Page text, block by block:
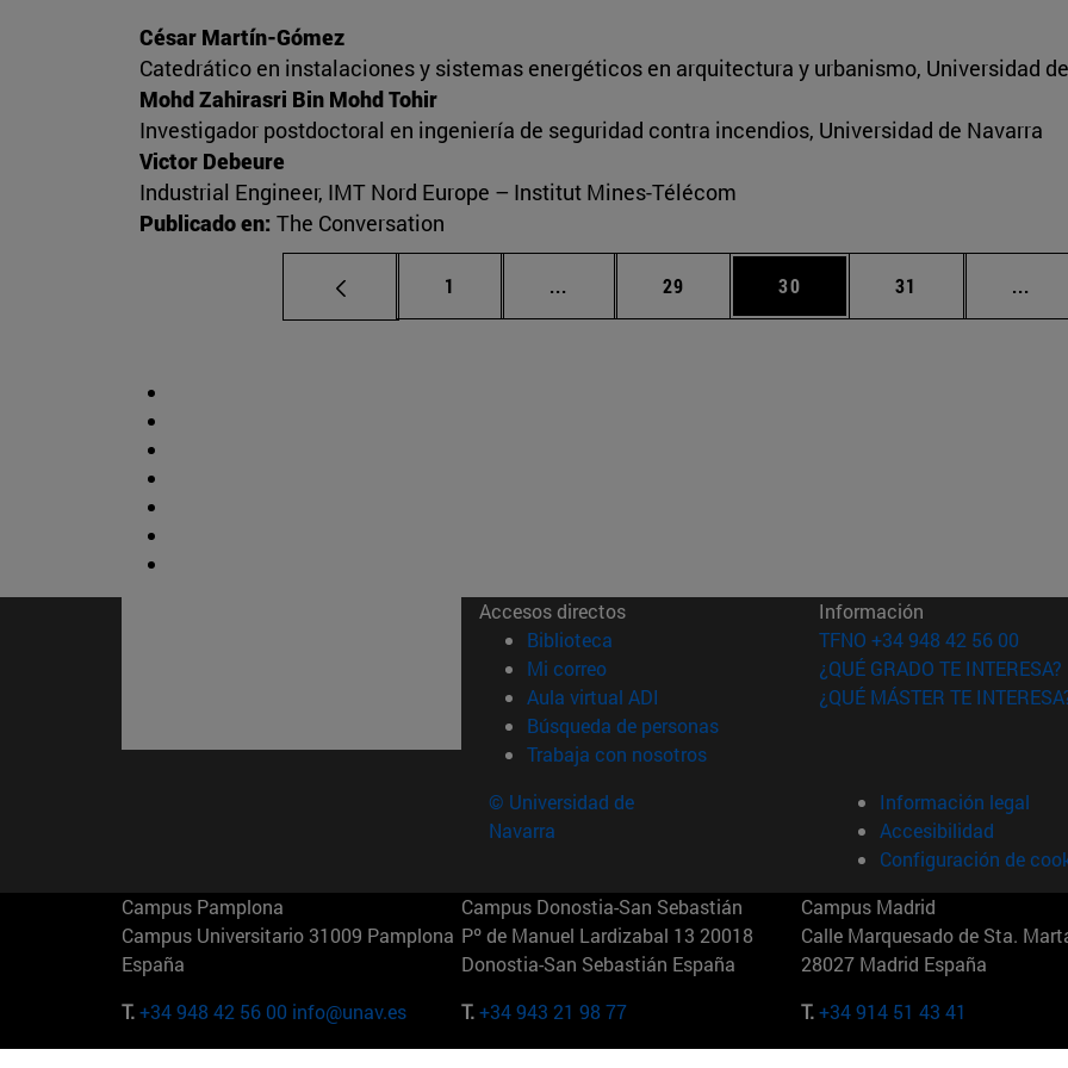
César Martín-Gómez
Catedrático en instalaciones y sistemas energéticos en arquitectura y urbanismo, Universidad
Mohd Zahirasri Bin Mohd Tohir
Investigador postdoctoral en ingeniería de seguridad contra incendios, Universidad de Navarra
Victor Debeure
Industrial Engineer, IMT Nord Europe – Institut Mines-Télécom
Publicado en: The Conversation
Página
1 ... Páginas intermedias Use TAB para desplazarse.
Página
29 Página
30 Página
31 ...
Accesos directos
Biblioteca (abre en nueva ventana)
Mi correo(abre en nueva ventana)
Aula virtual ADI (abre en nueva ventana)
Búsqueda de personas(abre en nueva ventana)
Trabaja con nosotros(abre en nueva ventana)
Información
TFNO +34 948 42 56 00
¿QUÉ GRADO TE INTERESA?
¿QUÉ MÁSTER TE
© Universidad de
Navarra
Información legal
Accesibilidad
Configuración de
Campus Pamplona
Campus Universitario 31009 Pamplona
España
T.+34 948 42 56 00 info@unav.es
Campus Donostia-San Sebastián
Pº de Manuel Lardizabal 13 20018
Donostia-San Sebastián España
T.+34 943 21 98 77
Campus Madrid
Calle Marquesado de Sta.
28027 Madrid España
T.+34 914 51 43 41